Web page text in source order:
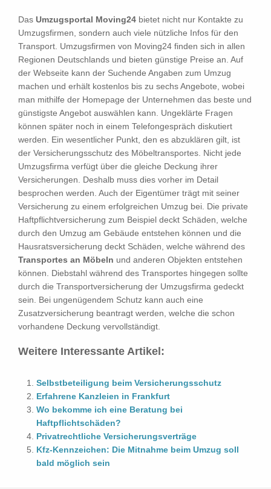
Das Umzugsportal Moving24 bietet nicht nur Kontakte zu
Umzugsfirmen, sondern auch viele nützliche Infos für den
Transport. Umzugsfirmen von Moving24 finden sich in allen
Regionen Deutschlands und bieten günstige Preise an. Auf
der Webseite kann der Suchende Angaben zum Umzug
machen und erhält kostenlos bis zu sechs Angebote, wobei
man mithilfe der Homepage der Unternehmen das beste und
günstigste Angebot auswählen kann. Ungeklärte Fragen
können später noch in einem Telefongespräch diskutiert
werden. Ein wesentlicher Punkt, den es abzuklären gilt, ist
der Versicherungsschutz des Möbeltransportes. Nicht jede
Umzugsfirma verfügt über die gleiche Deckung ihrer
Versicherungen. Deshalb muss dies vorher im Detail
besprochen werden. Auch der Eigentümer trägt mit seiner
Versicherung zu einem erfolgreichen Umzug bei. Die private
Haftpflichtversicherung zum Beispiel deckt Schäden, welche
durch den Umzug am Gebäude entstehen können und die
Hausratsversicherung deckt Schäden, welche während des
Transportes an Möbeln und anderen Objekten entstehen
können. Diebstahl während des Transportes hingegen sollte
durch die Transportversicherung der Umzugsfirma gedeckt
sein. Bei ungenügendem Schutz kann auch eine
Zusatzversicherung beantragt werden, welche die schon
vorhandene Deckung vervollständigt.
Weitere Interessante Artikel:
Selbstbeteiligung beim Versicherungsschutz
Erfahrene Kanzleien in Frankfurt
Wo bekomme ich eine Beratung bei
Haftpflichtschäden?
Privatrechtliche Versicherungsverträge
Kfz-Kennzeichen: Die Mitnahme beim Umzug soll
bald möglich sein